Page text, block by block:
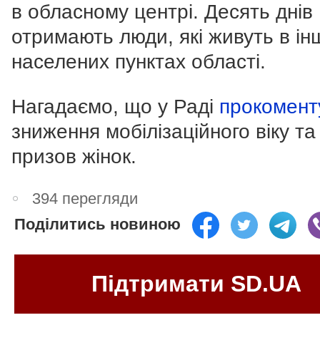
в обласному центрі. Десять днів
отримають люди, які живуть в
населених пунктах області.
Нагадаємо, що у Раді
зниження мобілізаційного віку та
призов жінок.
394 перегляди
Поділитись новиною
Підтримати SD.UA